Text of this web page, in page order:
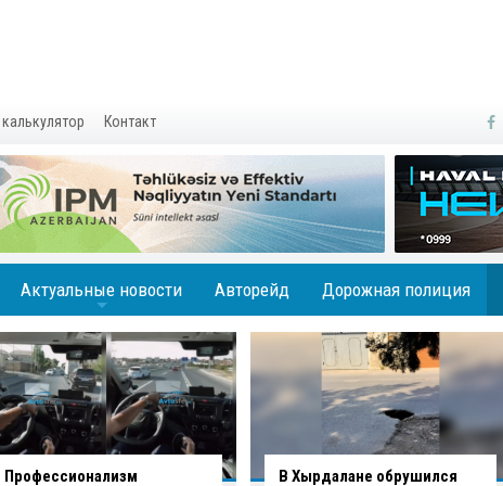
Контакт
Актуальные новости Авторейд Дорожная полиция
В Хырдалане обрушился
В Гаджигабуле грузовик